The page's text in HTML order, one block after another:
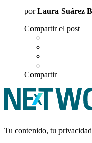
porLaura Suárez
Compartir el post
Compartir
Tu contenido, tu